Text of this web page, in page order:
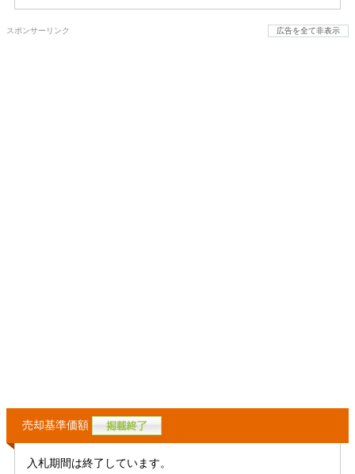
スポンサーリンク 広告を全て非表示
売却基準価額
入札期間は終了しています。